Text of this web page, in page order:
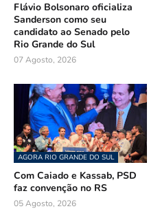
Flávio Bolsonaro oficializa
Sanderson como seu
candidato ao Senado pelo
Rio Grande do Sul
07 Agosto, 2026
AGORA RIO GRANDE DO SUL
Com Caiado e Kassab, PSD
faz convenção no RS
05 Agosto, 2026